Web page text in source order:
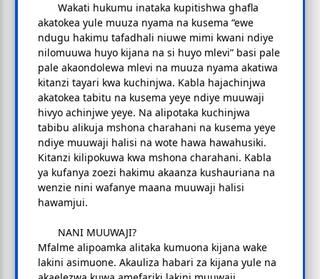
Wakati hukumu inataka kupitishwa ghafla
akatokea yule muuza nyama na kusema “ewe
ndugu hakimu tafadhali niuwe mimi kwani ndiye
nilomuuwa huyo kijana na si huyo mlevi” basi pale
pale akaondolewa mlevi na muuza nyama akatiwa
kitanzi tayari kwa kuchinjwa. Kabla hajachinjwa
akatokea tabitu na kusema yeye ndiye muuwaji
hivyo achinjwe yeye. Na alipotaka kuchinjwa
tabibu alikuja mshona charahani na kusema yeye
ndiye muuwaji halisi na wote hawa hawahusiki.
Kitanzi kilipokuwa kwa mshona charahani. Kabla
ya kufanya zoezi hakimu akaanza kushauriana na
wenzie nini wafanye maana muuwaji halisi
hawamjui.
NANI MUUWAJI?
Mfalme alipoamka alitaka kumuona kijana wake
lakini asimuone. Akauliza habari za kijana yule na